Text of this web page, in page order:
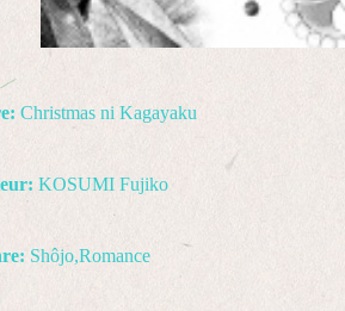
Christmas ni Kagayaku
KOSUMI Fujiko
Shôjo,Romance